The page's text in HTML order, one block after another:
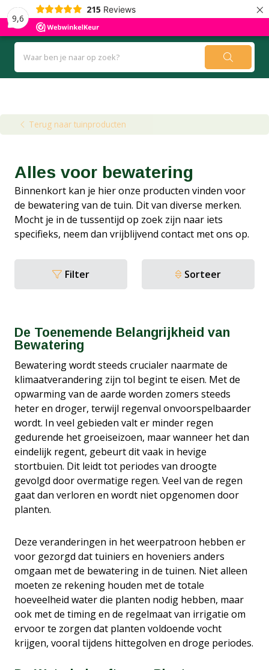
9,6
215 Reviews ×
Terug naar tuinproducten
Alles voor bewatering
Binnenkort kan je hier onze producten vinden voor
de bewatering van de tuin. Dit van diverse merken.
Mocht je in de tussentijd op zoek zijn naar iets
specifieks, neem dan vrijblijvend contact met ons op.
Filter Sorteer
De Toenemende Belangrijkheid van
Bewatering
Bewatering wordt steeds crucialer naarmate de
klimaatverandering zijn tol begint te eisen. Met de
opwarming van de aarde worden zomers steeds
heter en droger, terwijl regenval onvoorspelbaarder
wordt. In veel gebieden valt er minder regen
gedurende het groeiseizoen, maar wanneer het dan
eindelijk regent, gebeurt dit vaak in hevige
stortbuien. Dit leidt tot periodes van droogte
gevolgd door overmatige regen. Veel van de regen
gaat dan verloren en wordt niet opgenomen door
planten.
Deze veranderingen in het weerpatroon hebben er
voor gezorgd dat tuiniers en hoveniers anders
omgaan met de bewatering in de tuinen. Niet alleen
moeten ze rekening houden met de totale
hoeveelheid water die planten nodig hebben, maar
ook met de timing en de regelmaat van irrigatie om
ervoor te zorgen dat planten voldoende vocht
krijgen, vooral tijdens hittegolven en droge periodes.